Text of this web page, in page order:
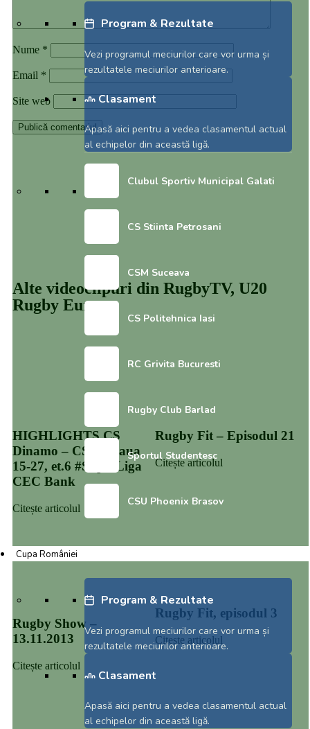
Program & Rezultate
Vezi programul meciurilor care vor urma și
rezultatele meciurilor anterioare.
Clasament
Apasă aici pentru a vedea clasamentul actual
al echipelor din această ligă.
Clubul Sportiv Municipal Galati
CS Stiinta Petrosani
CSM Suceava
CS Politehnica Iasi
RC Grivita Bucuresti
Rugby Club Barlad
Sportul Studentesc
CSU Phoenix Brasov
Cupa României
Program & Rezultate
Vezi programul meciurilor care vor urma și
rezultatele meciurilor anterioare.
Clasament
Apasă aici pentru a vedea clasamentul actual
al echipelor din această ligă.
Nume *
Email *
Site web
Alte videoclipuri din RugbyTV, U20
Rugby Europe
HIGHLIGHTS CS
Dinamo – CSA Steaua
15-27, et.6 #SuperLiga
CEC Bank
Citește articolul
Rugby Fit – Episodul 21
Citește articolul
Rugby Show –
13.11.2013
Citește articolul
Rugby Fit, episodul 3
Citește articolul